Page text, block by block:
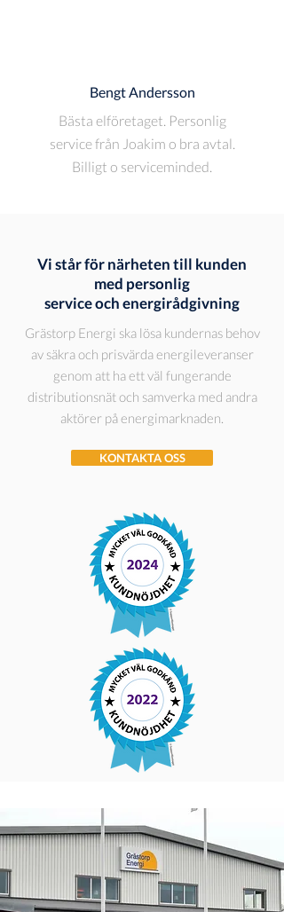
Bengt Andersson
Bästa elföretaget. Personlig
service från Joakim o bra avtal.
Billigt o serviceminded.
Vi står för närheten till kunden
med personlig
service och energirådgivning
Grästorp Energi ska lösa kundernas behov
av säkra och prisvärda energileveranser
genom att ha ett väl fungerande
distributionsnät och samverka med andra
aktörer på energimarknaden.
KONTAKTA OSS